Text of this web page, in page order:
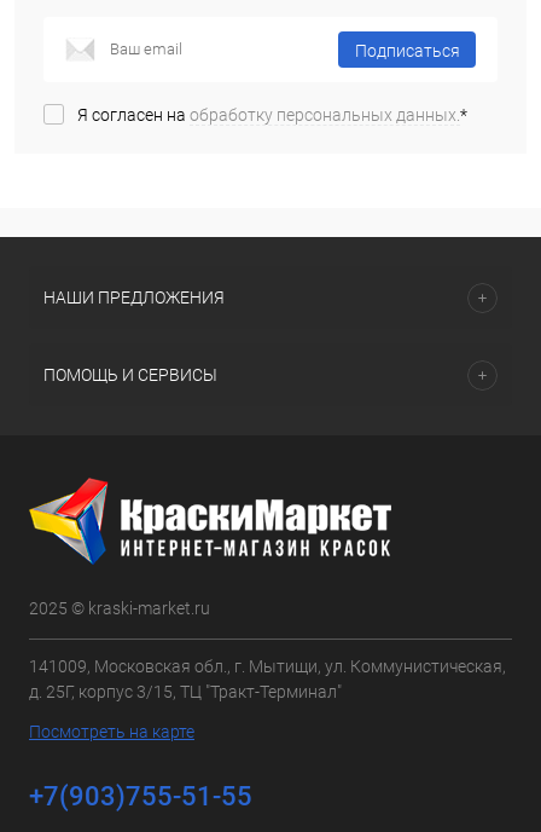
Подписаться
Я согласен на обработку персональных данных.*
НАШИ ПРЕДЛОЖЕНИЯ
ПОМОЩЬ И СЕРВИСЫ
2025 © kraski-market.ru
141009, Московская обл., г. Мытищи, ул. Коммунистическая,
д. 25Г, корпус 3/15, ТЦ "Тракт-Терминал"
Посмотреть на карте
+7(903)755-51-55